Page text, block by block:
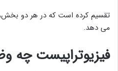
تقسیم کرده است که در هر دو بخش،
می دهد.
فیزیوتراپیست چه